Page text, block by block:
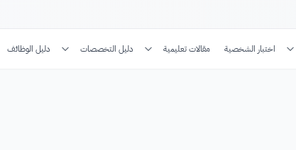
اختبار الشخصية مقالات تعليمية دليل التخصصات دليل الوظائف